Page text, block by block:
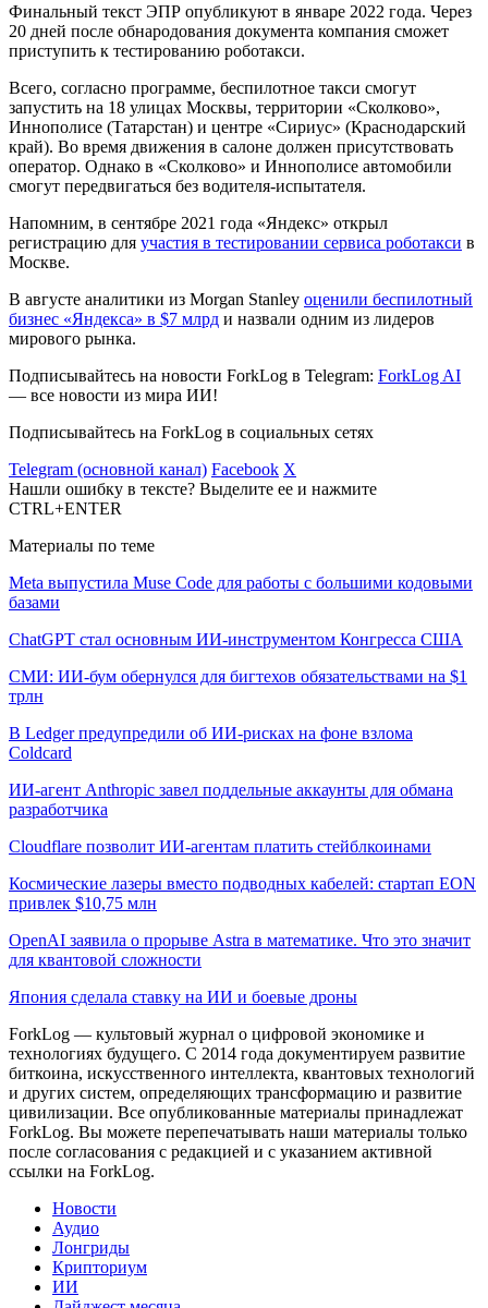
Финальный текст ЭПР опубликуют в январе 2022 года. Через
20 дней после обнародования документа компания сможет
приступить к тестированию роботакси.
Всего, согласно программе, беспилотное такси смогут
запустить на 18 улицах Москвы, территории «Сколково»,
Иннополисе (Татарстан) и центре «Сириус» (Краснодарский
край). Во время движения в салоне должен присутствовать
оператор. Однако в «Сколково» и Иннополисе автомобили
смогут передвигаться без водителя-испытателя.
Напомним, в сентябре 2021 года «Яндекс» открыл
регистрацию для участия в тестировании сервиса роботакси в
Москве.
В августе аналитики из Morgan Stanley оценили беспилотный
бизнес «Яндекса» в $7 млрд и назвали одним из лидеров
мирового рынка.
Подписывайтесь на новости ForkLog в Telegram: ForkLog AI
— все новости из мира ИИ!
Подписывайтесь на ForkLog в социальных сетях
Telegram (основной канал) Facebook X
Нашли ошибку в тексте? Выделите ее и нажмите
CTRL+ENTER
Материалы по теме
Meta выпустила Muse Code для работы с большими кодовыми
базами
ChatGPT стал основным ИИ-инструментом Конгресса США
СМИ: ИИ-бум обернулся для бигтехов обязательствами на $1
трлн
В Ledger предупредили об ИИ-рисках на фоне взлома
Coldcard
ИИ-агент Anthropic завел поддельные аккаунты для обмана
разработчика
Cloudflare позволит ИИ-агентам платить стейблкоинами
Космические лазеры вместо подводных кабелей: стартап EON
привлек $10,75 млн
OpenAI заявила о прорыве Astra в математике. Что это значит
для квантовой сложности
Япония сделала ставку на ИИ и боевые дроны
ForkLog — культовый журнал о цифровой экономике и
технологиях будущего. С 2014 года документируем развитие
биткоина, искусственного интеллекта, квантовых технологий
и других систем, определяющих трансформацию и развитие
цивилизации. Все опубликованные материалы принадлежат
ForkLog. Вы можете перепечатывать наши материалы только
после согласования с редакцией и с указанием активной
ссылки на ForkLog.
Новости
Аудио
Лонгриды
Крипториум
ИИ